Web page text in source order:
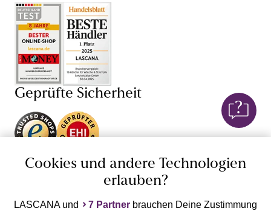
Push-up-BH ,Schalen-BH
Damenunterhemd perfekt gekleidet und fühlst dich in
deiner Unterwäsche einfach wohl. Auch von unseren
verführerischen Dessous und sexy Lingerie wirst du
begeistert sein: Mit BH,
Negligé von LASCANA und anderen Dessous-Marken
versprühst du stets einen weiblichen Charme. Lass dich
von Dessous mit edlen Spitzen-BHs
, Corsagen mit
Spitze oder transparenten Negligés verführen!
Geprüfte Sicherheit
Unsere Apps
Cookies und andere Technologien
erlauben?
LASCANA und 7 Partner brauchen Deine Zustimmung